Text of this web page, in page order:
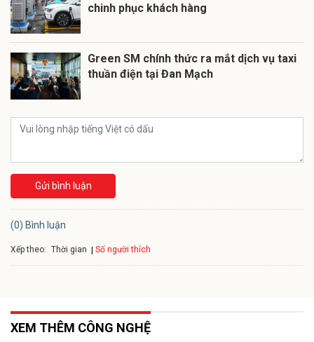
chinh phục khách hàng
Green SM chính thức ra mắt dịch vụ taxi
thuần điện tại Đan Mạch
Gửi bình luận
(0) Bình luận
Xếp theo: Thời gian Số người thích
XEM THÊM CÔNG NGHỆ